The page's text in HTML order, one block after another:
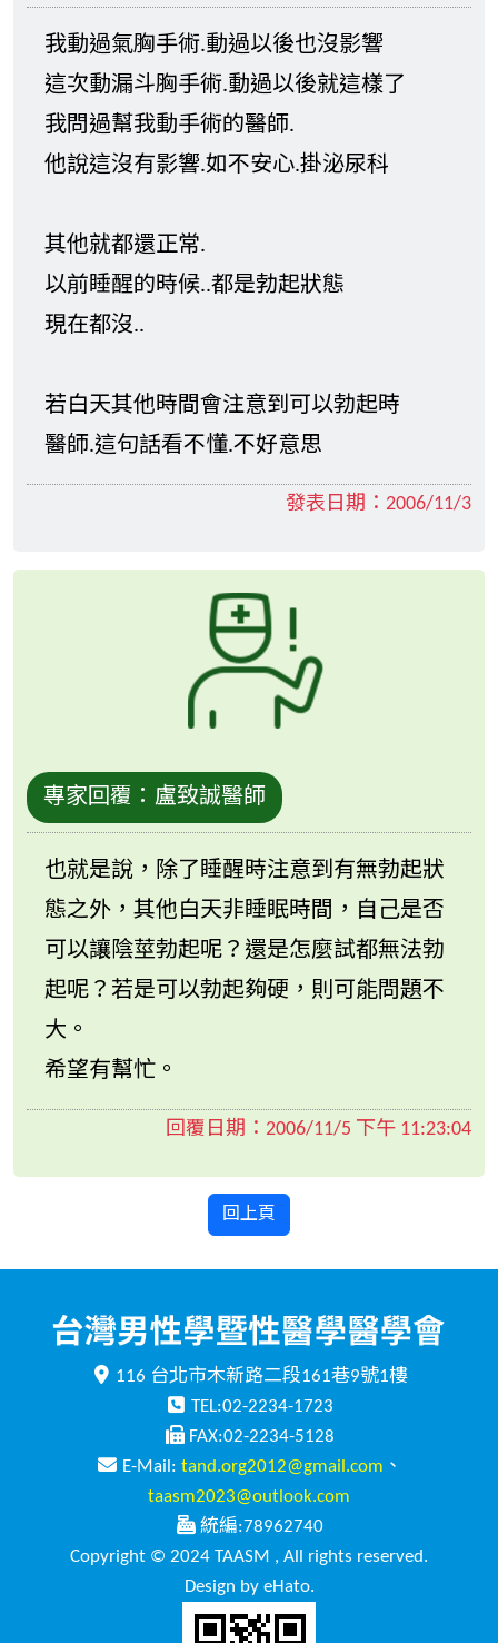
我動過氣胸手術.動過以後也沒影響
這次動漏斗胸手術.動過以後就這樣了
我問過幫我動手術的醫師.
他說這沒有影響.如不安心.掛泌尿科
其他就都還正常.
以前睡醒的時候..都是勃起狀態
現在都沒..
若白天其他時間會注意到可以勃起時
醫師.這句話看不懂.不好意思
發表日期： 2006/11/3
專家回覆： 盧致誠醫師
也就是說，除了睡醒時注意到有無勃起狀
態之外，其他白天非睡眠時間，自己是否
可以讓陰莖勃起呢？還是怎麼試都無法勃
起呢？若是可以勃起夠硬，則可能問題不
大。
希望有幫忙。
回覆日期： 2006/11/5 下午 11:23:04
回上頁
116 台北市木新路二段161巷9號1樓
TEL:02-2234-1723
FAX:02-2234-5128
E-Mail: tand.org2012@gmail.com 、
taasm2023@outlook.com
統編:78962740
Copyright © 2024 TAASM , All rights reserved.
Design by eHato.